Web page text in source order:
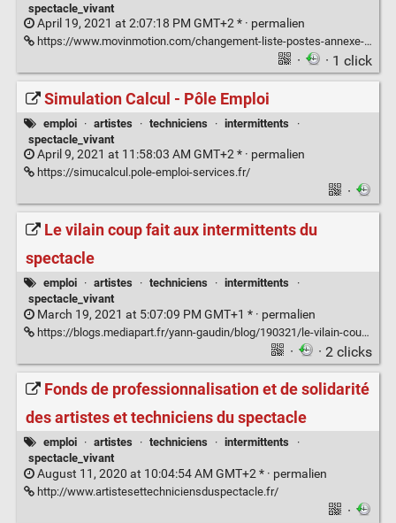
spectacle_vivant
April 19, 2021 at 2:07:18 PM GMT+2 * · permalien
https://www.movinmotion.com/changement-liste-postes-annexe-8-intermittent-spectacle/
· · 1 click
Simulation Calcul - Pôle Emploi
emploi · artistes · techniciens · intermittents
·
spectacle_vivant
April 9, 2021 at 11:58:03 AM GMT+2 * · permalien
https://simucalcul.pole-emploi-services.fr/
·
Le vilain coup fait aux intermittents du
spectacle
emploi · artistes · techniciens · intermittents
·
spectacle_vivant
March 19, 2021 at 5:07:09 PM GMT+1 * · permalien
https://blogs.mediapart.fr/yann-gaudin/blog/190321/le-vilain-coup-fait-aux-intermittents-du-spectacle
· · 2 clicks
Fonds de professionnalisation et de solidarité
des artistes et techniciens du spectacle
emploi · artistes · techniciens · intermittents
·
spectacle_vivant
August 11, 2020 at 10:04:54 AM GMT+2 * · permalien
http://www.artistesettechniciensduspectacle.fr/
·